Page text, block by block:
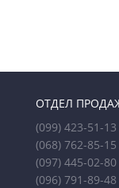
ОТДЕЛ
(099) 423-51-13
(068) 762-85-15
(097) 445-02-80
(096) 791-89-48